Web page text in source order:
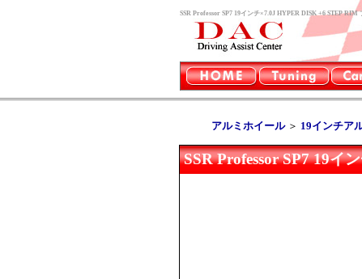
SSR Professor SP7 19インチ×7.0J HYPER DISK +6 STEP
アルミホイール＞ 19インチア
SSR Professor SP7 19イ